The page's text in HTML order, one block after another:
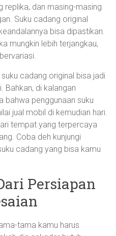
replika, dan masing-masing
Suku cadang original
bisa dipastikan.
mungkin lebih terjangkau,
cadang original bisa jadi
Bahkan, di kalangan
bahwa penggunaan suku
jual mobil di kemudian hari.
tempat yang terpercaya
Coba deh kunjungi
cadang yang bisa kamu
Persiapan
tama kamu harus